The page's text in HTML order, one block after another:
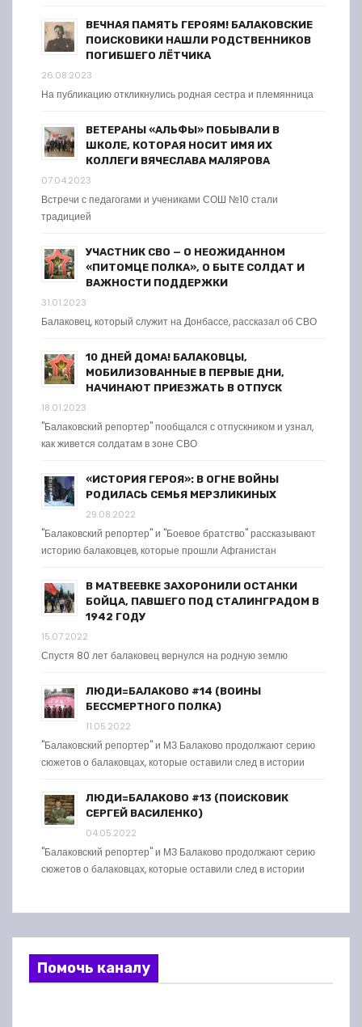
ВЕЧНАЯ ПАМЯТЬ ГЕРОЯМ! БАЛАКОВСКИЕ
ПОИСКОВИКИ НАШЛИ РОДСТВЕННИКОВ
ПОГИБШЕГО ЛЁТЧИКА
26.08.2023
На публикацию откликнулись родная сестра и племянница
ВЕТЕРАНЫ «АЛЬФЫ» ПОБЫВАЛИ В
ШКОЛЕ, КОТОРАЯ НОСИТ ИМЯ ИХ
КОЛЛЕГИ ВЯЧЕСЛАВА МАЛЯРОВА
07.04.2023
Встречи с педагогами и учениками СОШ №10 стали
традицией
УЧАСТНИК СВО — О НЕОЖИДАННОМ
«ПИТОМЦЕ ПОЛКА», О БЫТЕ СОЛДАТ И
ВАЖНОСТИ ПОДДЕРЖКИ
31.01.2023
Балаковец, который служит на Донбассе, рассказал об СВО
10 ДНЕЙ ДОМА! БАЛАКОВЦЫ,
МОБИЛИЗОВАННЫЕ В ПЕРВЫЕ ДНИ,
НАЧИНАЮТ ПРИЕЗЖАТЬ В ОТПУСК
18.01.2023
"Балаковский репортер" пообщался с отпускником и узнал,
как живется солдатам в зоне СВО
«ИСТОРИЯ ГЕРОЯ»: В ОГНЕ ВОЙНЫ
РОДИЛАСЬ СЕМЬЯ МЕРЗЛИКИНЫХ
29.08.2022
"Балаковский репортер" и "Боевое братство" рассказывают
историю балаковцев, которые прошли Афганистан
В МАТВЕЕВКЕ ЗАХОРОНИЛИ ОСТАНКИ
БОЙЦА, ПАВШЕГО ПОД СТАЛИНГРАДОМ В
1942 ГОДУ
15.07.2022
Спустя 80 лет балаковец вернулся на родную землю
ЛЮДИ=БАЛАКОВО #14 (ВОИНЫ
БЕССМЕРТНОГО ПОЛКА)
11.05.2022
"Балаковский репортер" и МЗ Балаково продолжают серию
сюжетов о балаковцах, которые оставили след в истории
ЛЮДИ=БАЛАКОВО #13 (ПОИСКОВИК
СЕРГЕЙ ВАСИЛЕНКО)
04.05.2022
"Балаковский репортер" и МЗ Балаково продолжают серию
сюжетов о балаковцах, которые оставили след в истории
Помочь каналу